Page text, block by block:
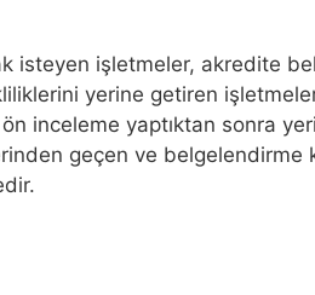
isteyen işletmeler, akredite
yerine getiren
inceleme yaptıktan sonra
geçen ve